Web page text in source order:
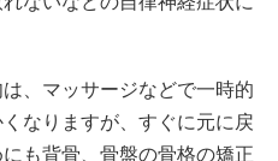
、マッサージなどで一時的
なりますが、すぐに元に戻
も背骨、骨盤の骨格の矯正
の筋肉だけを強く揉みこむ